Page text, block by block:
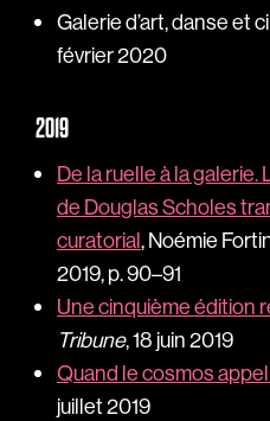
Galerie d’art, danse et
février 2020
2019
De la ruelle à la galerie.
de Douglas Scholes
curatorial, Noémie
2019, p. 90–91
Une cinquième édition
Tribune, 18 juin 2019
Quand le cosmos
juillet 2019